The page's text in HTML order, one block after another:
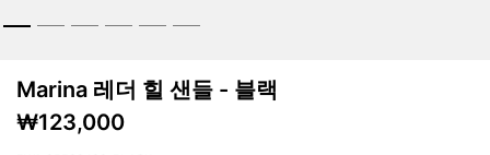
Marina 레더 힐 샌들 - 블랙
₩123,000